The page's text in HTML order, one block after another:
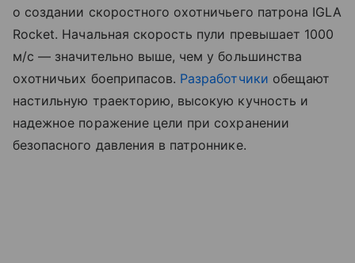
о создании скоростного охотничьего патрона IGLA
Rocket. Начальная скорость пули превышает 1000
м/с — значительно выше, чем у большинства
охотничьих боеприпасов. Разработчики обещают
настильную траекторию, высокую кучность и
надежное поражение цели при сохранении
безопасного давления в патроннике.